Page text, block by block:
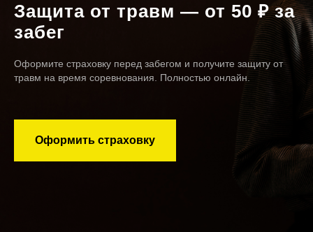
Защита от травм — от 50 ₽ за
забег
Оформите страховку перед забегом и получите защиту от
травм на время соревнования. Полностью онлайн.
Оформить страховку